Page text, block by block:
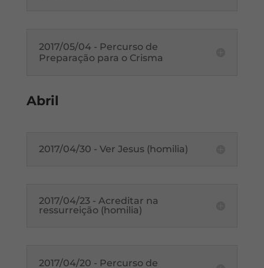
2017/05/04 - Percurso de
Preparação para o Crisma
Abril
2017/04/30 - Ver Jesus (homilia)
2017/04/23 - Acreditar na
ressurreição (homilia)
2017/04/20 - Percurso de